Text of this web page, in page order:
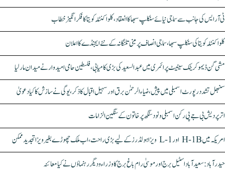
ٹی آر ایس کی جانب سے سماجی نیائے سنکلپ سبھا کا انعقاد، کلواکنٹلہ کویتا کا فکر انگیز خطاب
کلواکنٹلہ کویتا کی سنکلپ سبھا، سماجی انصاف پر مبنی تلنگانہ کے نئے ایجنڈے کا اعلان
مشی گن ڈیموکریٹک سینیٹ پرائمری میں عبدالسعید کی بڑی کامیابی، فلسطین حامی امیدوار نے میدان مار لیا
سنبھل تشدد رپورٹ اسمبلی میں پیش، ضیاء الرحمٰن برق اور سہیل اقبال کا ذکر، یوگی نے سازش کا کیا دعویٰ
اتر پردیش بی جے پی رکن اسمبلی ونود سنگھ پر خاتون کے سنگین الزامات
امریکہ میں H-1B اور L-1 ویزا ہولڈرز کے لیے بڑی راحت، اب ملک چھوڑے بغیر ویزا تجدید ممکن
حیدرآباد: سعیدآباد اسٹیل برج اور موسیٰ رام باغ برج کا وزراء و دیگر رہنماؤں نے کیا معائنہ